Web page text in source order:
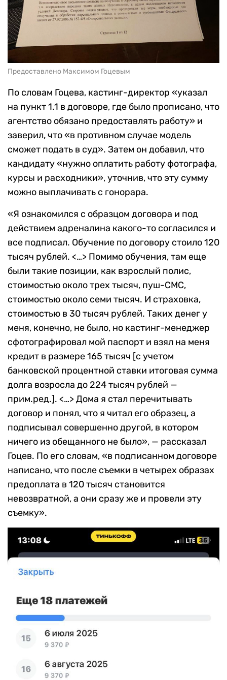
Предоставлено Максимом Гоцевым
По словам Гоцева, кастинг-директор «указал
на пункт 1.1 в договоре, где было прописано, что
агентство обязано предоставлять работу» и
заверил, что «в противном случае модель
сможет подать в суд». Затем он добавил, что
кандидату «нужно оплатить работу фотографа,
курсы и расходники», уточнив, что эту сумму
можно выплачивать с гонорара.
«Я ознакомился с образцом договора и под
действием адреналина какого-то согласился и
все подписал. Обучение по договору стоило 120
тысяч рублей. <…> Помимо обучения, там еще
были такие позиции, как взрослый полис,
стоимостью около трех тысяч, пуш-СМС,
стоимостью около семи тысяч. И страховка,
стоимостью в 30 тысяч рублей. Таких денег у
меня, конечно, не было, но кастинг-менеджер
сфотографировал мой паспорт и взял на меня
кредит в размере 165 тысяч [с учетом
банковской процентной ставки итоговая сумма
долга возросла до 224 тысяч рублей —
прим.ред.]. <…> Дома я стал перечитывать
договор и понял, что я читал его образец, а
подписывал совершенно другой, в котором
ничего из обещанного не было», — рассказал
Гоцев. По его словам, «в подписанном договоре
написано, что после съемки в четырех образах
предоплата в 120 тысяч становится
невозвратной, а они сразу же и провели эту
съемку».